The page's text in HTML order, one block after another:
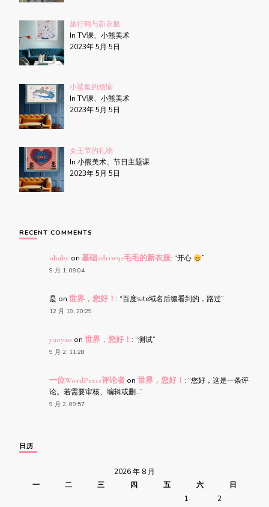
旅行鸭与新衣服
In TV课、小熊美术
2023年 5月 5日
小鲨鱼的烦恼
In TV课、小熊美术
2023年 5月 5日
女王节的礼物
In 小熊美术、节日主题课
2023年 5月 5日
RECENT COMMENTS
obaby on 基础s2l11w91毛毛的新衣服: “开心 ”
9 月 1, 09:04
是 on 世界，您好！ : “百度site域名后缀看到的，路过”
12 月 19, 20:29
yaoyao on 世界，您好！ : “测试”
9 月 2, 11:28
一位WordPress评论者 on 世界，您好！ : “您好，这是一条评
论。若需要审核、编辑或删…”
9 月 2, 09:57
日历
2026 年 8 月
一
二 三 四 五 六
日
1
2